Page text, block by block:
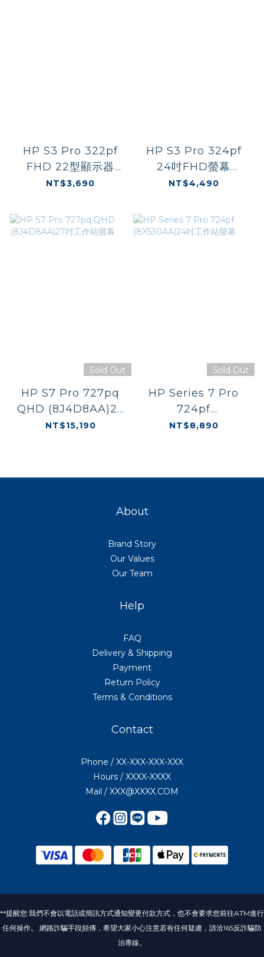
HP S3 Pro 322pf
FHD 22型顯示器
(9U5B0UT)
NT$3,690
HP S3 Pro 324pf
24吋FHD螢幕
(9U5J5UT)
NT$4,490
Sold Out
HP S7 Pro 727pq
QHD (8J4D8AA)27
吋工作站螢幕
NT$15,190
Sold Out
HP Series 7 Pro
724pf
(8X530AA)24吋工作
NT$8,890
About
Brand Story
Our Values
Our Team
Help
FAQ
Delivery & Shipping
Payment
Return Policy
Terms & Conditions
Contact
Phone / XX-XXX-XXX-XXX
Hours / XXXX-XXXX
Mail / XXX@XXXX.COM
**提醒您:我們不會以電話或簡訊方式通知變更付款方式，也不會要求您前往ATM進行
任何操作。 網路詐騙手段頻傳，希望大家小心注意若有任何疑慮，請洽165反詐騙防
治專線。